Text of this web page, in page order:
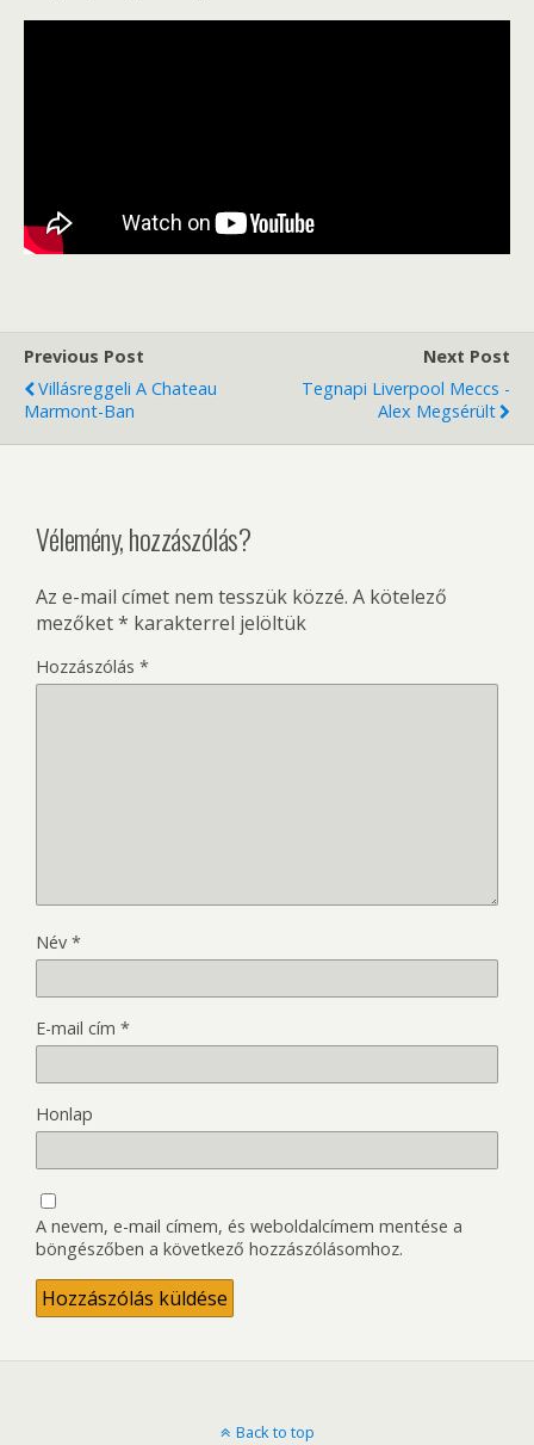
Previous Post
Villásreggeli A Chateau
Marmont-Ban
Next Post
Tegnapi Liverpool Meccs -
Alex Megsérült
Vélemény, hozzászólás?
Az e-mail címet nem tesszük közzé. A kötelező
mezőket* karakterrel jelöltük
Hozzászólás *
Név *
E-mail cím *
Honlap
A nevem, e-mail címem, és weboldalcímem mentése a
böngészőben a következő hozzászólásomhoz.
Back to top